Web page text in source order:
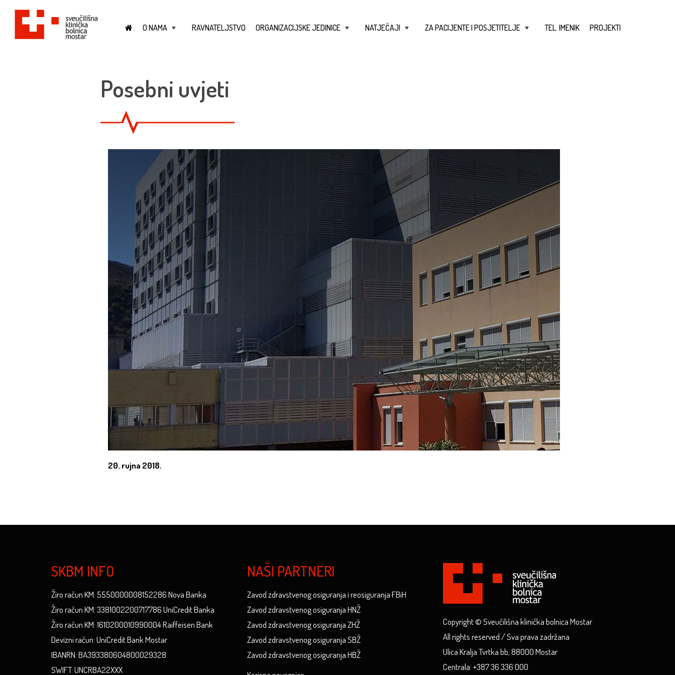
O NAMA RAVNATELJSTVO ORGANIZACIJSKE JEDINICE NATJEČAJI ZA PACIJENTE I POSJETITELJE TEL. IMENIK PROJEKTI
Posebni uvjeti
20. rujna 2018.
SKBM INFO
Žiro račun KM: 5550000008152286 Nova Banka
Žiro račun KM: 3381002200717786 UniCredit Banka
Žiro račun KM: 1610200010990004 Raiffeisen Bank
Devizni račun: UniCredit Bank Mostar
IBANRN: BA393380604800029328
SWIFT: UNCRBA22XXX
NAŠI PARTNERI
Zavod zdravstvenog osiguranja i reosiguranja FBiH
Zavod zdravstvenog osiguranja HNŽ
Zavod zdravstvenog osiguranja ZHŽ
Zavod zdravstvenog osiguranja SBŽ
Zavod zdravstvenog osiguranja HBŽ
Copyright © Sveučilišna klinička bolnica Mostar
All rights reserved / Sva prava zadržana
Ulica Kralja Tvrtka bb, 88000 Mostar
Centrala: +387 36 336 000